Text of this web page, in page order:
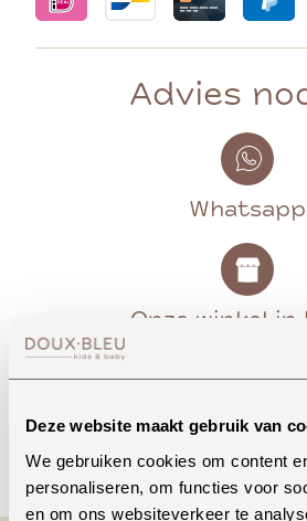
Deze website maakt gebruik van
We gebruiken cookies om content
personaliseren, om functies voor
en om ons websiteverkeer te
Advies
Whatsapp
Onze winkel in